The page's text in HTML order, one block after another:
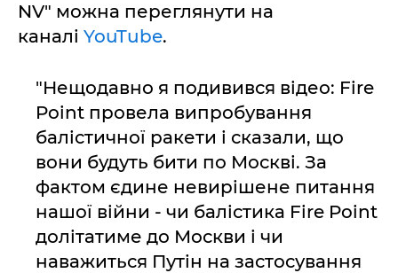
NV" можна переглянути на
каналі YouTube.
"Нещодавно я подивився відео: Fire
Point провела випробування
балістичної ракети і сказали, що
вони будуть бити по Москві. За
фактом єдине невирішене питання
нашої війни - чи балістика Fire Point
долітатиме до Москви і чи
наважиться Путін на застосування